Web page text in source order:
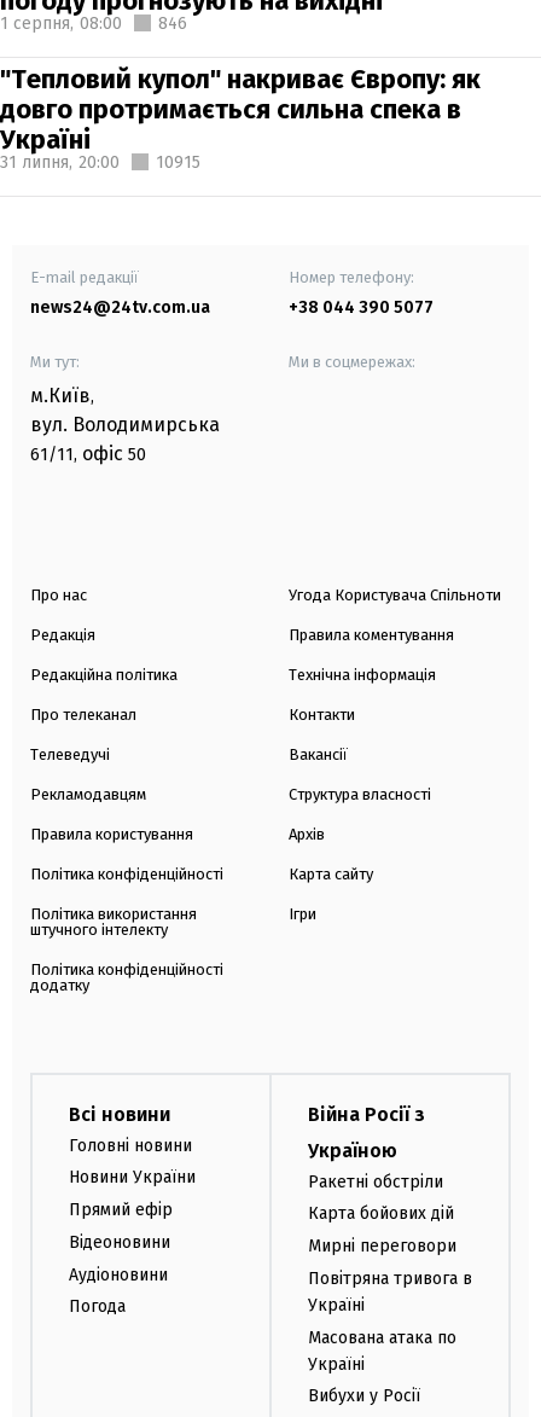
1 серпня, 08:00 846
"Тепловий купол" накриває Європу: як
довго протримається сильна спека в
Україні
31 липня, 20:00 10915
E-mail редакції
news24@24tv.com.ua
Номер телефону:
+38 044 390 5077
Ми тут:
м.Київ,
вул. Володимирська
61/11, офіс 50
Ми в соцмережах:
Про нас
Редакція
Редакційна політика
Про телеканал
Телеведучі
Рекламодавцям
Правила користування
Політика конфіденційності
Політика використання
штучного інтелекту
Політика конфіденційності
додатку
Угода Користувача Спільноти
Правила коментування
Технічна інформація
Контакти
Вакансії
Структура власності
Архів
Карта сайту
Ігри
Всі новини
Головні новини
Новини України
Прямий ефір
Відеоновини
Аудіоновини
Погода
Війна Росії з
Україною
Ракетні обстріли
Карта бойових дій
Мирні переговори
Повітряна тривога в
Україні
Масована атака по
Україні
Вибухи у Росії